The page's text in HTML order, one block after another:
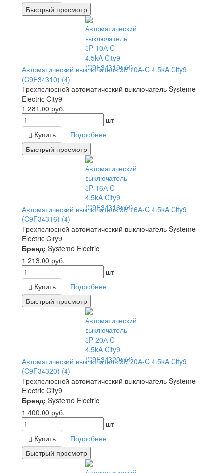
Быстрый просмотр
Автоматический выключатель 3P 10А-C 4.5kA City9
(C9F34310) (4)
Трехполюсной автоматический выключатель Systeme
Electric City9
1 281.00 руб.
шт
Купить
Подробнее
Быстрый просмотр
Автоматический выключатель 3P 16А-C 4.5kA City9
(C9F34316) (4)
Трехполюсной автоматический выключатель Systeme
Electric City9
Бренд: Systeme Electric
1 213.00 руб.
шт
Купить
Подробнее
Быстрый просмотр
Автоматический выключатель 3P 20А-C 4.5kA City9
(C9F34320) (4)
Трехполюсной автоматический выключатель Systeme
Electric City9
Бренд: Systeme Electric
1 400.00 руб.
шт
Купить
Подробнее
Быстрый просмотр